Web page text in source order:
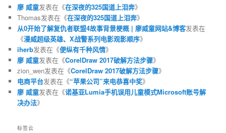
廖 威童发表在《在深夜的325国道上泪奔》
Thomas发表在《在深夜的325国道上泪奔》
从0开始了解复仇者联盟4故事背景梗概 | 廖威童网站&博客发表在
《漫威超级英雄、X战警系列电影观影顺序》
iherb发表在《便纵有千种风情》
廖 威童发表在《CorelDraw 2017破解方法步骤》
zion_wen发表在《CorelDraw 2017破解方法步骤》
电商平台发表在《“苹果公司”来电恭喜中奖》
廖 威童发表在《诺基亚Lumia手机误用儿童模式Microsoft账号解
决办法》
标签云